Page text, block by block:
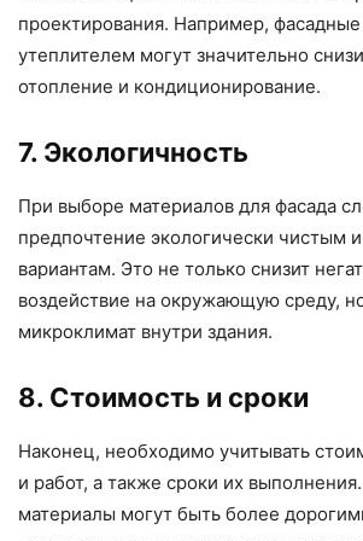
проектирования. Например,
утеплителем могут значительно
отопление и кондиционирование.
7. Экологичность
При выборе материалов для фасада
предпочтение экологически чистым
вариантам. Это не только снизит
воздействие на окружающую среду,
микроклимат внутри здания.
8. Стоимость и сроки
Наконец, необходимо учитывать
и работ, а также сроки их
материалы могут быть более